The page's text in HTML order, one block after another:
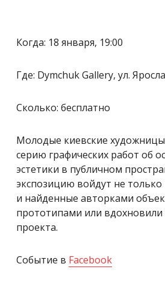
Когда: 18 января, 19:00
Где: Dymchuk Gallery, ул.
Сколько: бесплатно
Молодые киевские художницы
серию графических работ об
эстетики в публичном
экспозицию войдут не
и найденные авторками
прототипами или вдохновили
проекта.
Событие в Facebook